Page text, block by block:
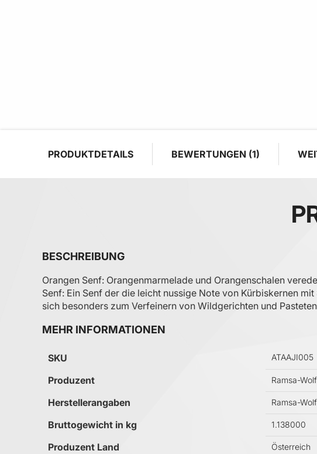
PRODUKTDETAILS BEWERTUNGEN 1
BESCHREIBUNG
Orangen Senf: Orangenmarmelade und Orangenschalen
Senf: Ein Senf der die leicht nussige Note von Kürbiskernen
sich besonders zum Verfeinern von Wildgerichten und
MEHR INFORMATIONEN
Mehr Informationen
SKU ATAAJI005
Produzent Ramsa-Wolf
Herstellerangaben Ramsa-
Bruttogewicht in kg 1.138000
Produzent Land Österreich